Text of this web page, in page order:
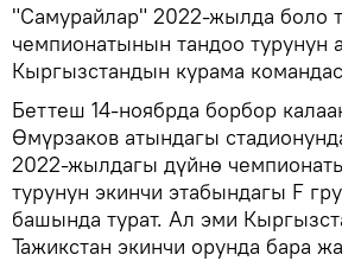
"Самурайлар" 2022-жылда боло
чемпионатынын тандоо турунун
Кыргызстандын курама
Беттеш 14-ноябрда борбор
Өмүрзаков атындагы
2022-жылдагы дүйнө
турунун экинчи этабындагы F
башында турат. Ал эми
Тажикстан экинчи орунда бара